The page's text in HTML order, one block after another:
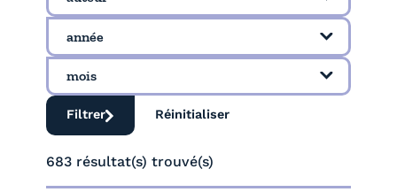
année
mois
Filtrer Réinitialiser
683 résultat(s) trouvé(s)